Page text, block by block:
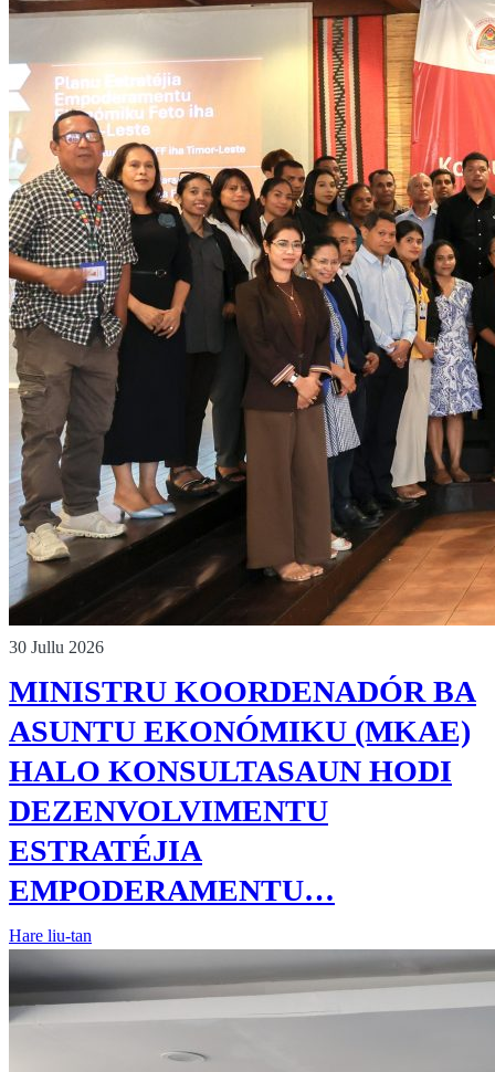
30 Jullu 2026
MINISTRU KOORDENADÓR BA
ASUNTU EKONÓMIKU (MKAE)
HALO KONSULTASAUN HODI
DEZENVOLVIMENTU
ESTRATÉJIA
EMPODERAMENTU…
Hare liu-tan